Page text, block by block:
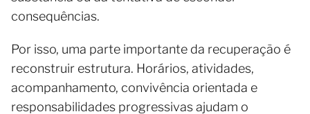
consequências.
Por isso, uma parte importante da recuperação é
reconstruir estrutura. Horários, atividades,
acompanhamento, convivência orientada e
responsabilidades progressivas ajudam o